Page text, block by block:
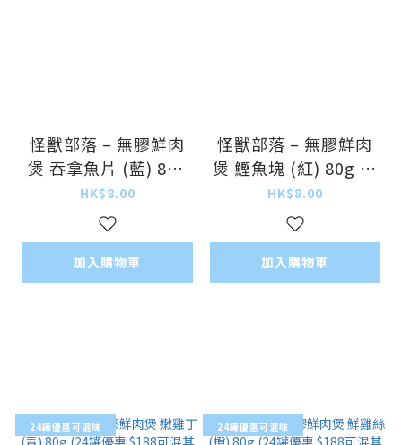
怪獸部落 – 無膠鮮肉
煲 吞拿魚片 (藍) 80g
(24罐優惠 $188可混
其他鮮肉煲)
HK$8.00
加入購物車
怪獸部落 – 無膠鮮肉
煲 鰹魚塊 (紅) 80g (2
4罐優惠 $188可混其
他鮮肉煲)
HK$8.00
加入購物車
24罐優惠可混味 24罐優惠可混味